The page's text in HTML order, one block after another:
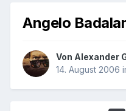
Angelo
Von Alexander
14. August 2006